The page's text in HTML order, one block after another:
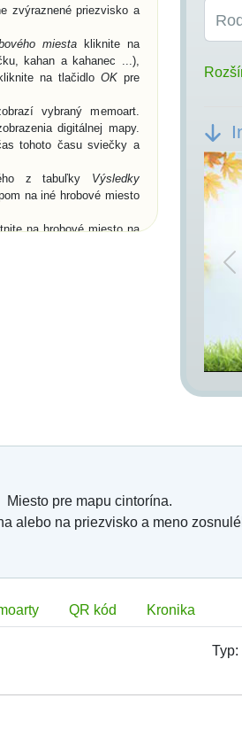
zvýraznené priezvisko a
miesta kliknite na
kahan a kahanec ...),
na tlačidlo OKpre
vybraný memoart.
digitálnej mapy.
tohoto času sviečky a
z tabuľky Výsledky
na iné hrobové miesto
na hrobové miesto na
Miesto pre mapu cintorína.
alebo na priezvisko a meno
QR kód Kronika
Typ: